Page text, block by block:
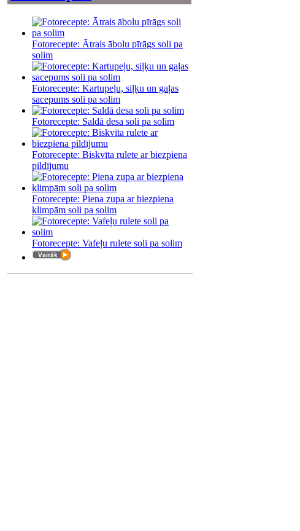
Fotorecepte: Ātrais ābolu pīrāgs soli pa
solim
Fotorecepte: Kartupeļu, siļķu un gaļas
sacepums soli pa solim
Fotorecepte: Saldā desa soli pa solim
Fotorecepte: Biskvīta rulete ar biezpiena
pildījumu
Fotorecepte: Piena zupa ar biezpiena
klimpām soli pa solim
Fotorecepte: Vafeļu rulete soli pa solim